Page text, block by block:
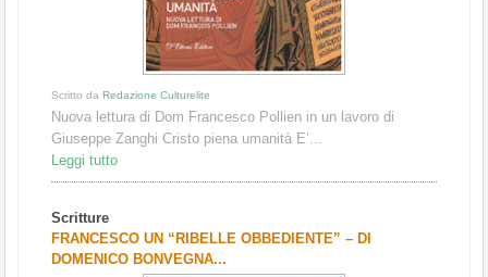
Scritto da Redazione Culturelite
Nuova lettura di Dom Francesco Pollien in un lavoro di
Giuseppe Zanghi Cristo piena umanità E’...
Leggi tutto
Scritture
FRANCESCO UN “RIBELLE OBBEDIENTE” – DI
DOMENICO BONVEGNA...